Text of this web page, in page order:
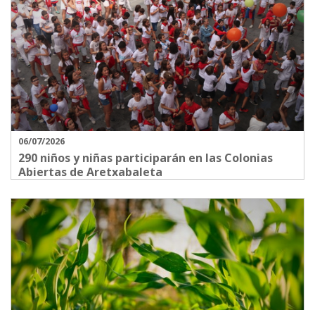
06/07/2026
290 niños y niñas participarán en las Colonias
Abiertas de Aretxabaleta